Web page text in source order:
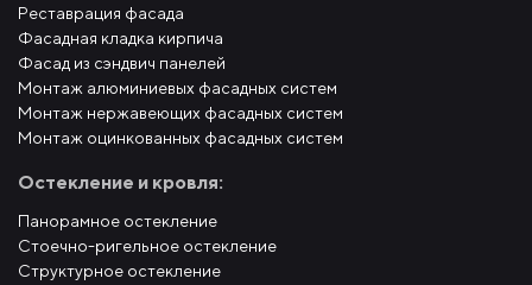
Реставрация фасада
Фасадная кладка кирпича
Фасад из сэндвич панелей
Монтаж алюминиевых фасадных систем
Монтаж нержавеющих фасадных систем
Монтаж оцинкованных фасадных систем
Остекление и кровля:
Панорамное остекление
Стоечно-ригельное остекление
Структурное остекление